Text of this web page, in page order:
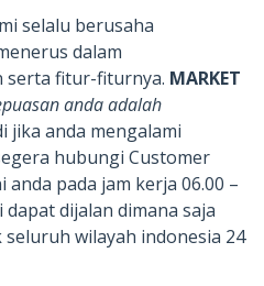
selalu berusaha
dalam
serta fitur-fiturnya. MARKET
anda adalah
jika anda mengalami
hubungi Customer
anda pada jam kerja 06.00 –
dapat dijalan dimana saja
wilayah indonesia 24